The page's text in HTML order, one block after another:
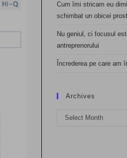
Cum îmi stricam eu
schimbat un obicei prost
Nu geniul, ci focusul
antreprenorului
Încrederea pe care am
Archives
Archives
Select Month